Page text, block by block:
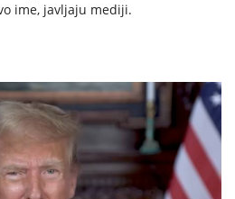
ime, javljaju mediji.